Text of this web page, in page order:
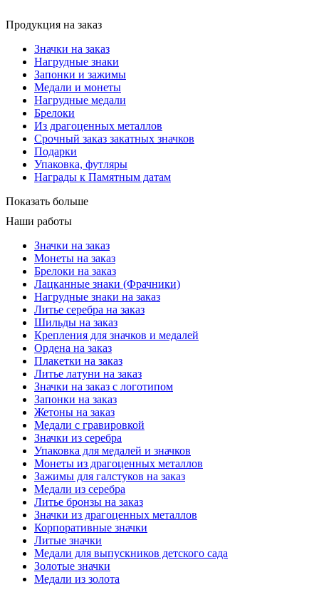
Продукция на заказ
Значки на заказ
Нагрудные знаки
Запонки и зажимы
Медали и монеты
Нагрудные медали
Брелоки
Из драгоценных металлов
Срочный заказ закатных значков
Подарки
Упаковка, футляры
Награды к Памятным датам
Показать больше
Наши работы
Значки на заказ
Монеты на заказ
Брелоки на заказ
Лацканные знаки (Фрачники)
Нагрудные знаки на заказ
Литье серебра на заказ
Шильды на заказ
Крепления для значков и медалей
Ордена на заказ
Плакетки на заказ
Литье латуни на заказ
Значки на заказ с логотипом
Запонки на заказ
Жетоны на заказ
Медали с гравировкой
Значки из серебра
Упаковка для медалей и значков
Монеты из драгоценных металлов
Зажимы для галстуков на заказ
Медали из серебра
Литье бронзы на заказ
Значки из драгоценных металлов
Корпоративные значки
Литые значки
Медали для выпускников детского сада
Золотые значки
Медали из золота